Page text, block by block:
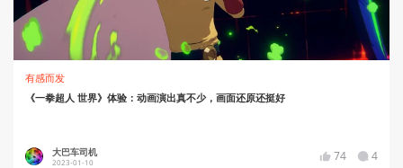
有感而发
《一拳超人 世界》体验：动画演出真不少，画面还原还挺好
大巴车司机
2023-01-10 74 4